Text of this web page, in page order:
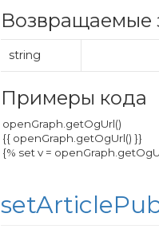
Возвращаемые
string
Примеры кода